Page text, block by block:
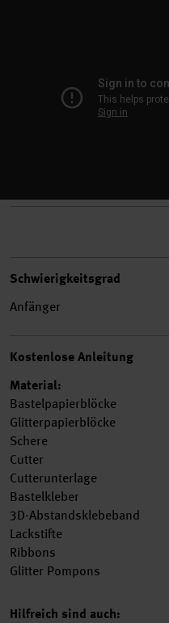
Schwierigkeitsgrad
Anfänger
Kostenlose Anleitung
Material:
Bastelpapierblöcke
Glitterpapierblöcke
Schere
Cutter
Cutterunterlage
Bastelkleber
3D-Abstandsklebeband
Lackstifte
Ribbons
Glitter Pompons
Hilfreich sind auch: